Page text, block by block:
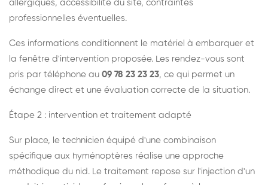
allergiques, accessibilité du site, contraintes
professionnelles éventuelles.
Ces informations conditionnent le matériel à embarquer et
la fenêtre d'intervention proposée. Les rendez-vous sont
pris par téléphone au 09 78 23 23 23, ce qui permet un
échange direct et une évaluation correcte de la situation.
Étape 2 : intervention et traitement adapté
Sur place, le technicien équipé d'une combinaison
spécifique aux hyménoptères réalise une approche
méthodique du nid. Le traitement repose sur l'injection d'un